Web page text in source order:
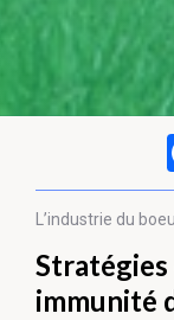
L’industrie du
immunité